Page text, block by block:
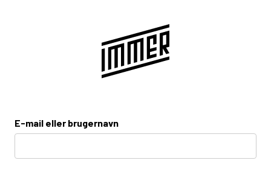
E-mail eller brugernavn